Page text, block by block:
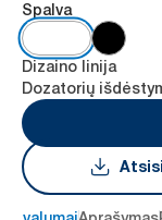
Spalva
Dizaino linija
Dozatorių